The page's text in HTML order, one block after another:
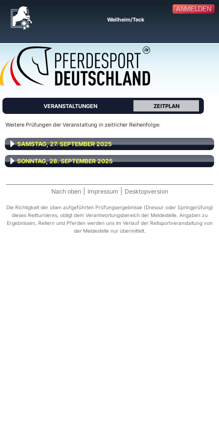
ANMELDEN
Weilheim/Teck
VERANSTALTUNGEN ZEITPLAN
Weitere Prüfungen der Veranstaltung in zeitlicher Reihenfolge:
SAMSTAG, 27. SEPTEMBER 2025
SONNTAG, 28. SEPTEMBER 2025
Nach oben Impressum Desktopversion
Die Richtigkeit der oben aufgeführten Prüfungsergebnisse (Dressur oder Springprüfung)
dieses Reitturnieres, obligt dem Verantwortungsbereich der Meldestelle. Angaben zu
Ergebnissen, Reitern und Pferden werden uns im Verlauf der Reitsportveranstaltung von
der Meldestelle nur übermittelt.